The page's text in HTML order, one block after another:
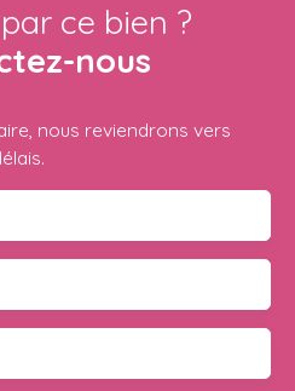
ce bien ?
nous
nous reviendrons vers